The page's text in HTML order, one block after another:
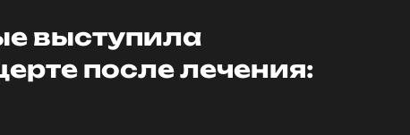
выступила
после лечения: